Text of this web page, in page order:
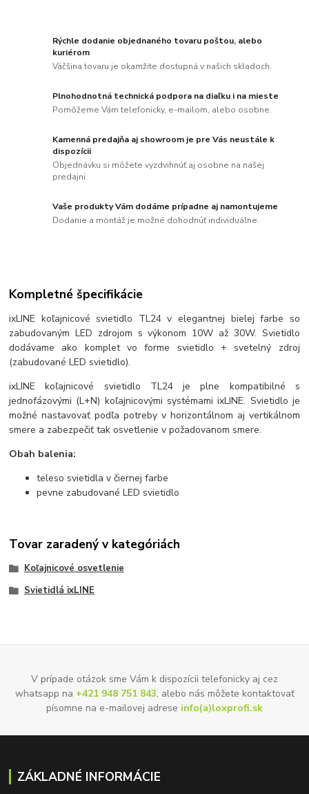
Rýchle dodanie objednaného tovaru poštou, alebo
kuriérom
Väčšina tovaru je okamžite dostupná v našich skladoch.
Plnohodnotná technická podpora na diaľku i na mieste
Pomôžeme Vám telefonicky, e-mailom, alebo osobne.
Kamenná predajňa aj showroom je pre Vás neustále k
dispozícii
Objednávku si môžete vyzdvihnúť aj osobne na našej
predajni.
Vaše produkty Vám dodáme prípadne aj namontujeme
Dodanie a montáž je možné dohodnúť individuálne.
Kompletné špecifikácie
ixLINE koľajnicové svietidlo TL24 v elegantnej bielej farbe so
zabudovaným LED zdrojom s výkonom 10W až 30W. Svietidlo
dodávame ako komplet vo forme svietidlo + svetelný zdroj
(zabudované LED svietidlo).
ixLINE koľajnicové svietidlo TL24 je plne kompatibilné s
jednofázovými (L+N) koľajnicovými systémami ixLINE. Svietidlo je
možné nastavovať podľa potreby v horizontálnom aj vertikálnom
smere a zabezpečiť tak osvetlenie v požadovanom smere.
Obah balenia:
teleso svietidla v čiernej farbe
pevne zabudované LED svietidlo
Tovar zaradený v kategóriách
Koľajnicové osvetlenie
Svietidlá ixLINE
V prípade otázok sme Vám k dispozícii telefonicky aj cez
whatsapp na +421 948 751 843, alebo nás môžete kontaktovať
písomne na e-mailovej adrese info(a)loxprofi.sk
ZÁKLADNÉ INFORMÁCIE